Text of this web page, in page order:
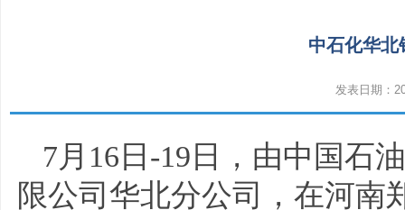
中石化华北
发表日期：
7月16日-19日，由中国石
限公司华北分公司，在河南